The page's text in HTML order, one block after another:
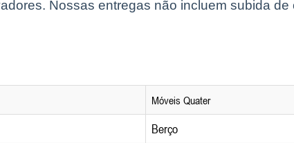
Nossas entregas não incluem subida
Móveis Quater
Berço